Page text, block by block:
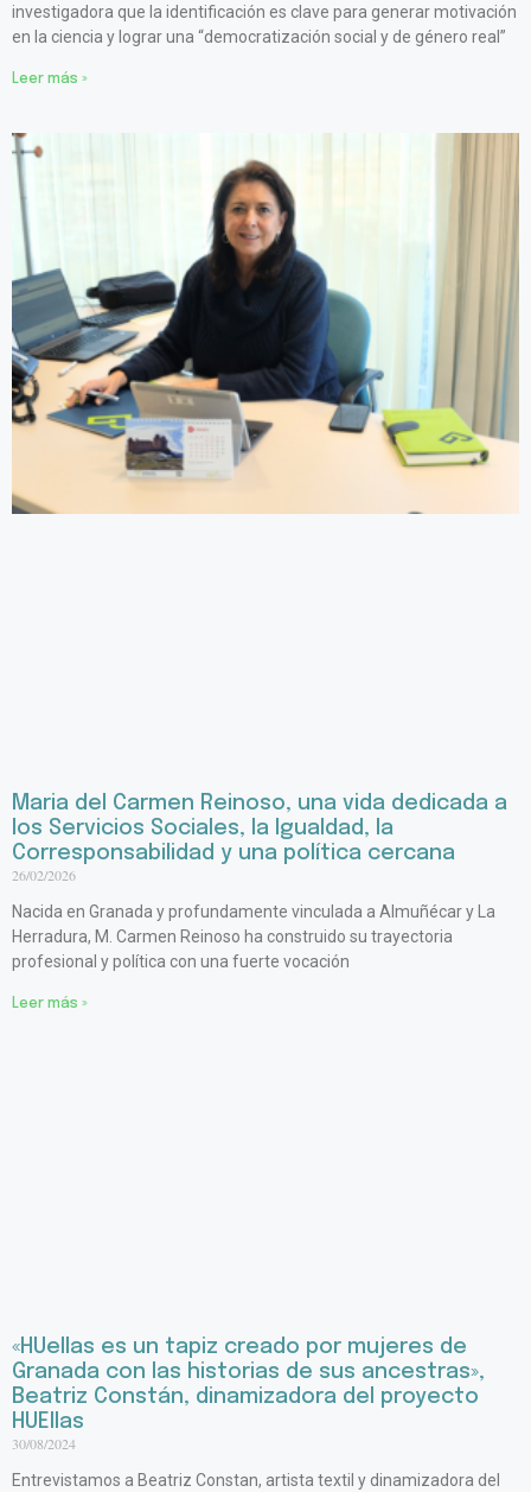
investigadora que la identificación es clave para generar motivación
en la ciencia y lograr una “democratización social y de género real”
Leer más »
Maria del Carmen Reinoso, una vida dedicada a
los Servicios Sociales, la Igualdad, la
Corresponsabilidad y una política cercana
26/02/2026
Nacida en Granada y profundamente vinculada a Almuñécar y La
Herradura, M. Carmen Reinoso ha construido su trayectoria
profesional y política con una fuerte vocación
Leer más »
«HUellas es un tapiz creado por mujeres de
Granada con las historias de sus ancestras»,
Beatriz Constán, dinamizadora del proyecto
HUEllas
30/08/2024
Entrevistamos a Beatriz Constan, artista textil y dinamizadora del